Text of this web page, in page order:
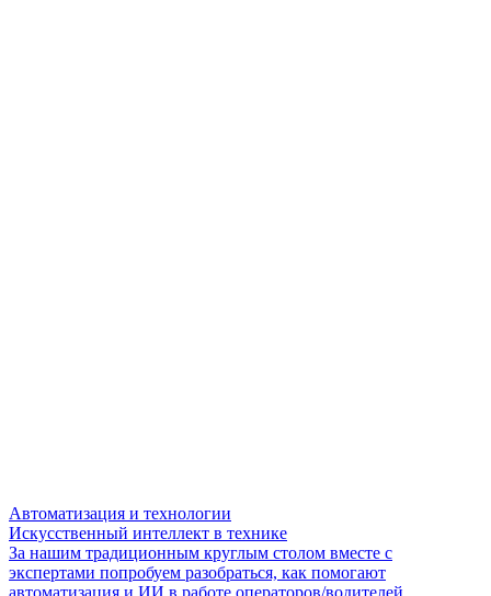
Автоматизация и технологии
Искусственный интеллект в технике
За нашим традиционным круглым столом вместе с
экспертами попробуем разобраться, как помогают
автоматизация и ИИ в работе операторов/водителей